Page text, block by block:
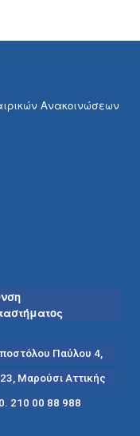
Ανακοινώσεων
Παύλου 4,
Μαρούσι Αττικής
210 00 88 988